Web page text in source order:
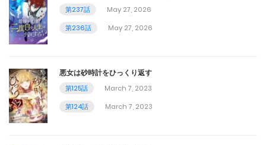
February 22, 2024
第36話
第35話
February 22, 2024
第237話
May 27, 2026
第236話
May 27, 2026
悪女は砂時計をひっくり返す
第125話
March 7, 2023
第124話
March 7, 2023